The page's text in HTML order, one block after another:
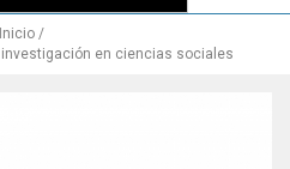
Inicio
investigación en ciencias sociales